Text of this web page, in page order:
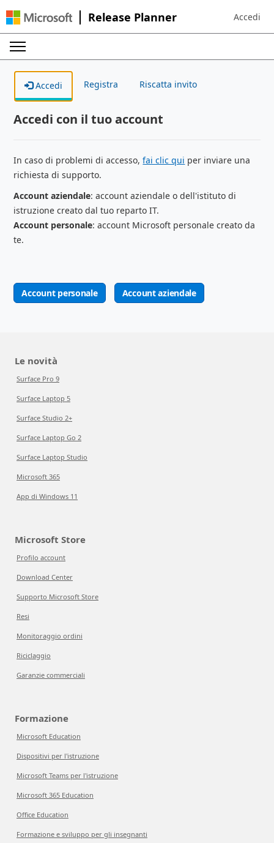
Release Planner Sign in to
Accedi
Accedi Registra Riscatta invito
Accedi con il tuo account
In caso di problemi di accesso,fai clic qui per inviare una
richiesta di supporto.
Account aziendale: account aziendale o dell'istituto di
istruzione creato dal tuo reparto IT.
Account personale: account Microsoft personale creato da
te.
Account personale Account aziendale
Le novità
Surface Pro 9
Surface Laptop 5
Surface Studio 2+
Surface Laptop Go 2
Surface Laptop Studio
Microsoft 365
App di Windows 11
Microsoft Store
Profilo account
Download Center
Supporto Microsoft Store
Resi
Monitoraggio ordini
Riciclaggio
Garanzie commerciali
Formazione
Microsoft Education
Dispositivi per l'istruzione
Microsoft Teams per l'istruzione
Microsoft 365 Education
Office Education
Formazione e sviluppo per gli insegnanti